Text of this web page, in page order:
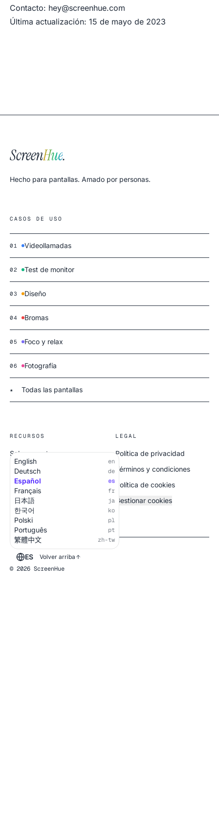
Contacto: hey@screenhue.com
Última actualización: 15 de mayo de 2023
ScreenHue.
Hecho para pantallas. Amado por personas.
CASOS DE USO
01 Videollamadas
02 Test de monitor
03 Diseño
04 Bromas
05 Foco y relax
06 Fotografía
★ Todas las pantallas
RECURSOS
Sobre nosotros
Todas las pantallas
LEGAL
Política de privacidad
Términos y condiciones
Política de cookies
Gestionar cookies
© 2026 ScreenHue
ES
English en
Deutsch de
Español es
Français fr
日本語 ja
한국어 ko
Polski pl
Português pt
繁體中文 zh-tw
Volver arriba